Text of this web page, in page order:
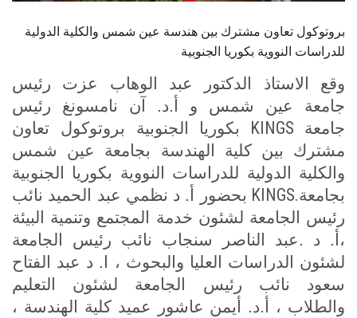
الزائـرون
سجل الان
بروتوكول تعاون مشترك بين هندسة عين شمس والكلية الدولية
للدراسات النووية بكوريا الجنوبية
وقع الاستاذ الدكتور عبد الوهاب عزت رئيس
جامعة عين شمس و أ.د. آن نامسونغ رئيس
جامعة KINGS
بكوريا الجنوبية بروتوكول تعاون
مشترك بين كلية الهندسة بجامعة عين شمس
والكلية الدولية للدراسات النووية بكوريا الجنوبية
بجامعةKINGS. بحضور أ. د نظمي عبد الحميد نائب
رئيس الجامعة لشئون خدمة المجتمع وتنمية البيئة
،أ. د .عبد الناصر سنجاب نائب رئيس الجامعة
لشئون الدراسات العليا والبحوث ، ا. د عبد الفتاح
سعود نائب رئيس الجامعة لشئون التعليم
والطلاب ، أ.د. أيمن عاشور عميد كلية الهندسة ،